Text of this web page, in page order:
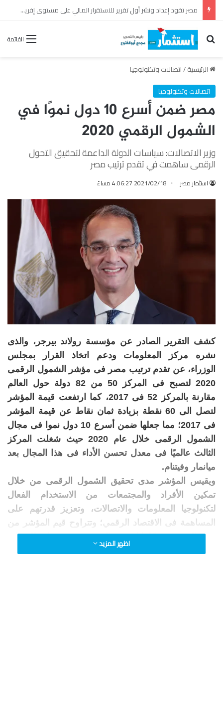
أبوقير للأسمدة تحقق نتائج مالية استثنائية خلال النصف الأول من عام 2026
القائمة بحث عن
الرئيسية/اتصالات وتكنولوجيا
اتصالات وتكنولوجيا
مصر ضمن أسرع 10 دول نموًا في
الشمول الرقمي 2020
وزير الاتصالات: سياسات الدولة الداعمة لتحقيق التحول
الرقمى ساهمت في تقدم ترتيب مصر
استثمار مصر 2021/02/18 4:06:27 مساءً
كشف التقرير الصادر عن مؤسسة رولاند بيرجر، والذى
نشره مركز المعلومات ودعم اتخاذ القرار بمجلس
الوزراء، عن تقدم ترتيب مصر فى مؤشر الشمول الرقمى
2020 لتصبح فى المركز 50 من 82 دولة حول العالم
مقارنة بالمركز 52 فى 2017، كما ارتفعت قيمة المؤشر
لتصل الى 60 نقطة بزيادة ثمان نقاط عن قيمة المؤشر
فى 2017؛ مما جعلها ضمن أسرع 10 دول نموا فى مجال
الشمول الرقمى خلال عام 2020 حيث شغلت المركز
الثالث عالميًا فى معدل تحسن الأداء فى هذا المجال بعد
ميانمار وفيتنام.
ويقيس المؤشر مدى تحقيق الشمول الرقمى من خلال
تمكين الأفراد والمجتمعات من الاستخدام الفعال
لتكنولوجيا المعلومات والاتصالات، وتعزيز قدرتهم على
المساهمة فى الاقتصاد الرقمي؛ وتتراوح قيم المؤشر من
صفر إلى 100، وكلما اقتربت القيمة من 100 دل ذلك على
مستوى شمول أفضل.
اظهر المزيد